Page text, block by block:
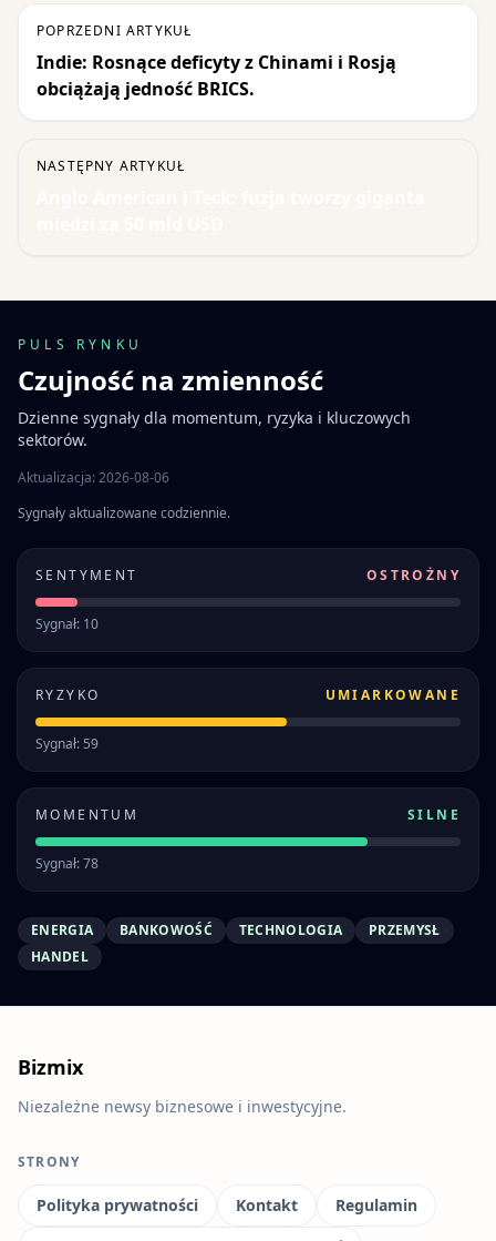
POPRZEDNI ARTYKUŁ
Indie: Rosnące deficyty z Chinami i Rosją
obciążają jedność BRICS.
NASTĘPNY ARTYKUŁ
PULS RYNKU
Czujność na zmienność
Dzienne sygnały dla momentum, ryzyka i kluczowych
sektorów.
Aktualizacja: 2026-08-06
Sygnały aktualizowane codziennie.
SENTYMENT OSTROŻNY
Sygnał: 10
RYZYKO UMIARKOWANE
Sygnał: 59
MOMENTUM SILNE
Sygnał: 78
ENERGIA BANKOWOŚĆ TECHNOLOGIA
PRZEMYSŁ
HANDEL
Bizmix
Niezależne newsy biznesowe i inwestycyjne.
STRONY
Polityka prywatności Kontakt
Regulamin